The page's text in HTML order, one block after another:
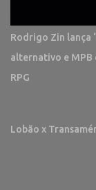
Rodrigo Zin lança
alternativo e MPB
RPG
Lobão x